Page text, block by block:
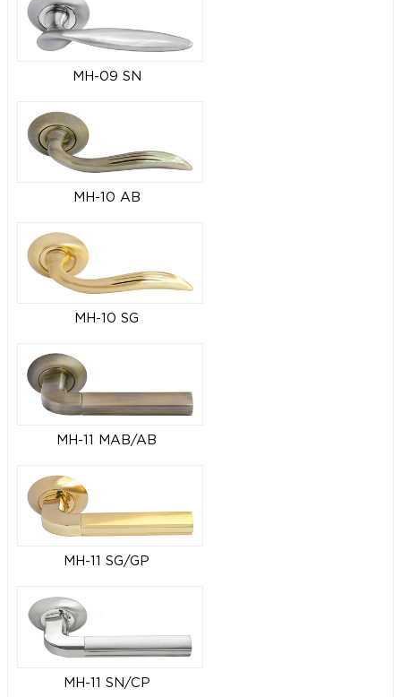
MH-09 SN
MH-10 AB
MH-10 SG
MH-11 MAB/AB
MH-11 SG/GP
MH-11 SN/CP